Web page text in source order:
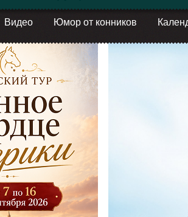
Видео Юмор от конников